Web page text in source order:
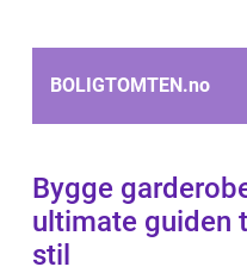
BOLIGTOMTEN.no
Bygge
ultimate guiden
stil